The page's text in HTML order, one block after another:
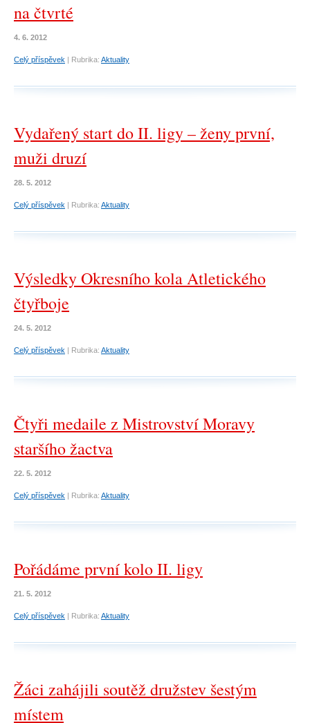
na čtvrté
4. 6. 2012
Celý příspěvek | Rubrika: Aktuality
Vydařený start do II. ligy – ženy první,
muži druzí
28. 5. 2012
Celý příspěvek | Rubrika: Aktuality
Výsledky Okresního kola Atletického
čtyřboje
24. 5. 2012
Celý příspěvek | Rubrika: Aktuality
Čtyři medaile z Mistrovství Moravy
staršího žactva
22. 5. 2012
Celý příspěvek | Rubrika: Aktuality
Pořádáme první kolo II. ligy
21. 5. 2012
Celý příspěvek | Rubrika: Aktuality
Žáci zahájili soutěž družstev šestým
místem